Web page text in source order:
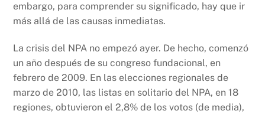
embargo, para comprender su significado, hay que ir
más allá de las causas inmediatas.
La crisis del NPA no empezó ayer. De hecho, comenzó
un año después de su congreso fundacional, en
febrero de 2009. En las elecciones regionales de
marzo de 2010, las listas en solitario del NPA, en 18
regiones, obtuvieron el 2,8% de los votos (de media),